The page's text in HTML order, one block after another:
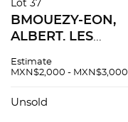
Lot 37
BMOUEZY-EON,
ALBERT. LES
L'HOMÉOPATHIE,
AVEC LA SCIENCE
Estimate
MXN$2,000 - MXN$3,000
Unsold